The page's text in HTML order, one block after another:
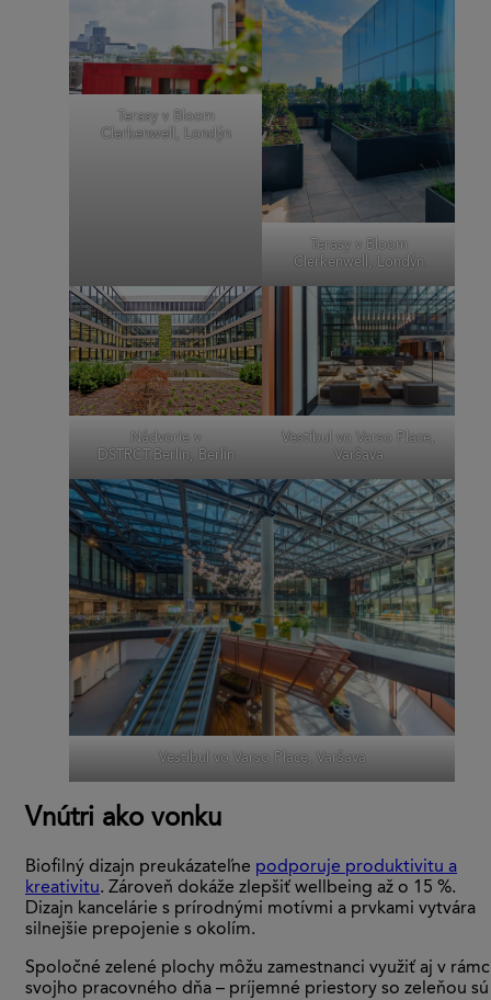
Terasy v Bloom
Clerkenwell, Londýn
Terasy v Bloom
Clerkenwell, Londýn
Nádvorie v
DSTRCT.Berlin, Berlín
Vestibul vo Varso Place,
Varšava
Vestibul vo Varso Place, Varšava
Vnútri ako vonku
Biofilný dizajn preukázateľne podporuje produktivitu a
kreativitu. Zároveň dokáže zlepšiť wellbeing až o 15 %.
Dizajn kancelárie s prírodnými motívmi a prvkami vytvára
silnejšie prepojenie s okolím.
Spoločné zelené plochy môžu zamestnanci využiť aj v
svojho pracovného dňa – príjemné priestory so zeleňou sú